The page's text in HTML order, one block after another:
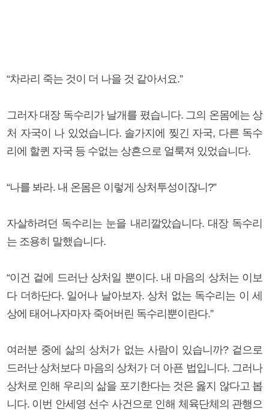
“차라리 죽는 것이 더 나을 것 같아서요.”
그러자 대장 독수리가 날개를 폈습니다. 그의 온몸에는 상
처 자국이 나 있었습니다. 솔가지에 찢긴 자국, 다른 독수
리에 할퀸 자국 등 수없는 상흔으로 얼룩져 있었습니다.
“나를 봐라. 내 온몸은 이렇게 상처투성이잖니?”
자살하려던 독수리는 눈을 내리깔았습니다. 대장 독수리
는 조용히 말했습니다.
“이건 겉에 드러난 상처일 뿐이다. 내 마음의 상처는 이보
다 더하단다. 일어나 날아보자. 상처 없는 독수리는 이 세
상에 태어나자마자 죽어버린 독수리뿐이란다.”
여러분 중에 삶의 상처가 없는 사람이 있습니까? 겉으로
드러난 상처보다 마음의 상처가 더 아픈 법입니다. 그러나
상처로 인해 우리의 삶을 포기한다는 것은 옳지 않다고 봅
니다. 이번 안세영 선수 사건으로 인해 체육단체의 관행으